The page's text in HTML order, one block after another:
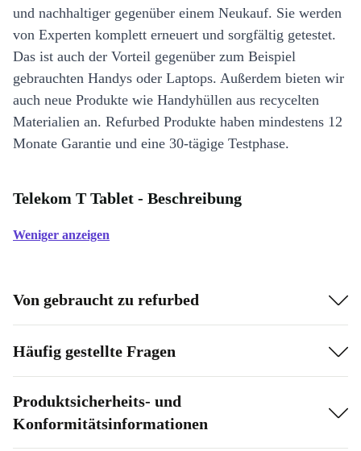
und nachhaltiger gegenüber einem Neukauf. Sie werden
von Experten komplett erneuert und sorgfältig getestet.
Das ist auch der Vorteil gegenüber zum Beispiel
gebrauchten Handys oder Laptops. Außerdem bieten wir
auch neue Produkte wie Handyhüllen aus recycelten
Materialien an. Refurbed Produkte haben mindestens 12
Monate Garantie und eine 30-tägige Testphase.
Telekom T Tablet - Beschreibung
Weniger anzeigen
Von gebraucht zu refurbed
Häufig gestellte Fragen
Produktsicherheits- und
Konformitätsinformationen